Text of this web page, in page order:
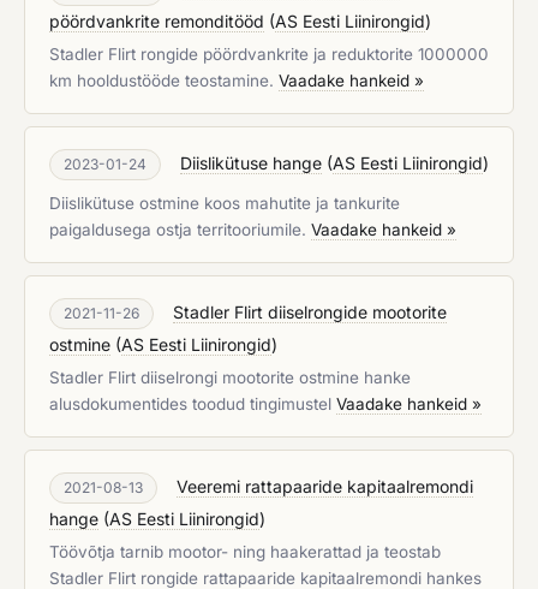
pöördvankrite remonditööd (AS Eesti Liinirongid)
Stadler Flirt rongide pöördvankrite ja reduktorite 1000000
km hooldustööde teostamine. Vaadake hankeid »
2023-01-24 Diislikütuse hange (AS Eesti Liinirongid)
Diislikütuse ostmine koos mahutite ja tankurite
paigaldusega ostja territooriumile. Vaadake hankeid »
2021-11-26
Stadler Flirt diiselrongide mootorite
ostmine (AS Eesti Liinirongid)
Stadler Flirt diiselrongi mootorite ostmine hanke
alusdokumentides toodud tingimustel Vaadake hankeid »
2021-08-13
Veeremi rattapaaride kapitaalremondi
hange (AS Eesti Liinirongid)
Töövõtja tarnib mootor- ning haakerattad ja teostab
Stadler Flirt rongide rattapaaride kapitaalremondi hankes